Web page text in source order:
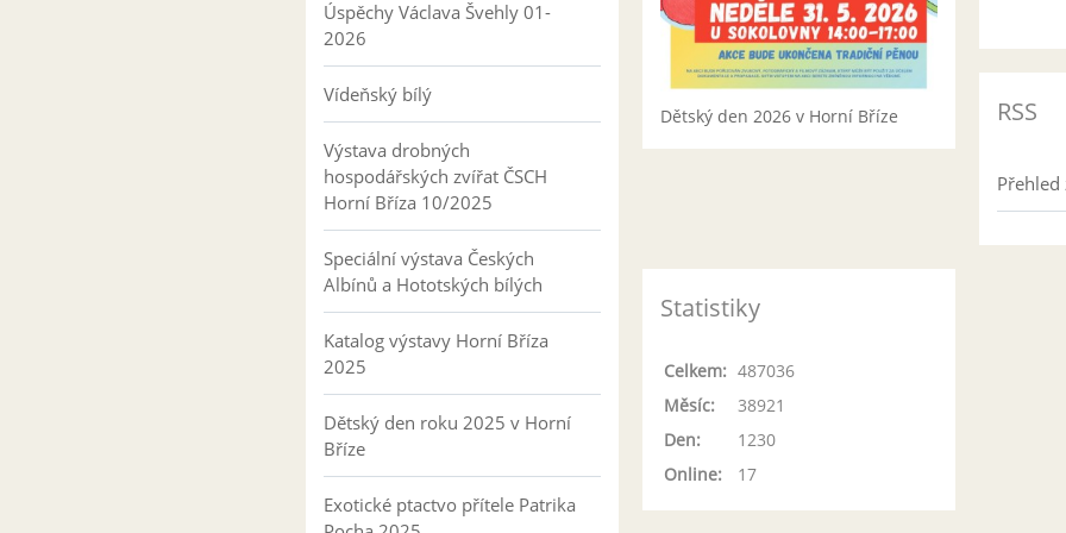
Úspěchy Václava Švehly 01-
2026
Vídeňský bílý
Výstava drobných
hospodářských zvířat ČSCH
Horní Bříza 10/2025
Speciální výstava Českých
Albínů a Hototských bílých
Katalog výstavy Horní Bříza
2025
Dětský den roku 2025 v Horní
Bříze
Exotické ptactvo přítele Patrika
Dětský den 2026 v Horní Bříze RSS
Statistiky
Online: 17
Celkem: 487036
Měsíc:
38921
Den:
1230